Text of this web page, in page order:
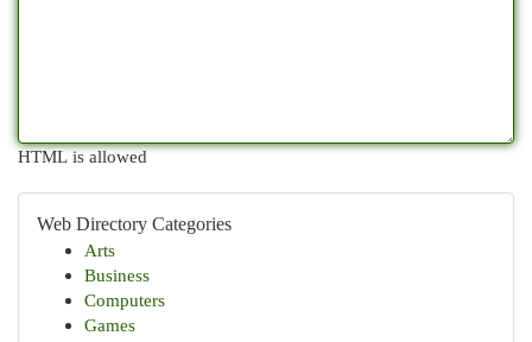
HTML is allowed
Web Directory Categories
Arts
Business
Computers
Games